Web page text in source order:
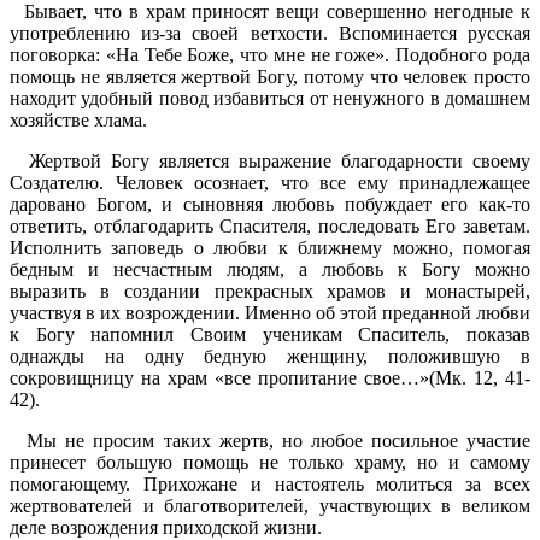
Бывает, что в храм приносят вещи совершенно негодные к
употреблению из-за своей ветхости. Вспоминается русская
поговорка: «На Тебе Боже, что мне не гоже». Подобного рода
помощь не является жертвой Богу, потому что человек просто
находит удобный повод избавиться от ненужного в домашнем
хозяйстве хлама.
Жертвой Богу является выражение благодарности своему
Создателю. Человек осознает, что все ему принадлежащее
даровано Богом, и сыновняя любовь побуждает его как-то
ответить, отблагодарить Спасителя, последовать Его заветам.
Исполнить заповедь о любви к ближнему можно, помогая
бедным и несчастным людям, а любовь к Богу можно
выразить в создании прекрасных храмов и монастырей,
участвуя в их возрождении. Именно об этой преданной любви
к Богу напомнил Своим ученикам Спаситель, показав
однажды на одну бедную женщину, положившую в
сокровищницу на храм «все пропитание свое…»(Мк. 12, 41-
42).
Мы не просим таких жертв, но любое посильное участие
принесет большую помощь не только храму, но и самому
помогающему. Прихожане и настоятель молиться за всех
жертвователей и благотворителей, участвующих в великом
деле возрождения приходской жизни.